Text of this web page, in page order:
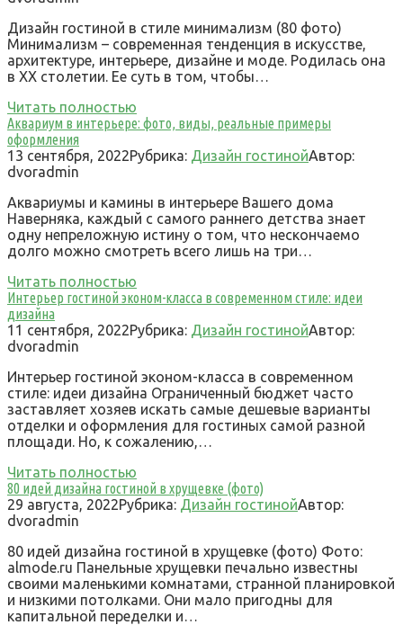
Дизайн гостиной в стиле минимализм (80 фото)
Минимализм – современная тенденция в искусстве,
архитектуре, интерьере, дизайне и моде. Родилась она
в XX столетии. Ее суть в том, чтобы…
Читать полностью
Аквариум в интерьере: фото, виды, реальные примеры
оформления
13 сентября, 2022Рубрика: Дизайн гостинойАвтор:
dvoradmin
Аквариумы и камины в интерьере Вашего дома
Наверняка, каждый с самого раннего детства знает
одну непреложную истину о том, что нескончаемо
долго можно смотреть всего лишь на три…
Читать полностью
Интерьер гостиной эконом-класса в современном стиле: идеи
дизайна
11 сентября, 2022Рубрика: Дизайн гостинойАвтор:
dvoradmin
Интерьер гостиной эконом-класса в современном
стиле: идеи дизайна Ограниченный бюджет часто
заставляет хозяев искать самые дешевые варианты
отделки и оформления для гостиных самой разной
площади. Но, к сожалению,…
Читать полностью
80 идей дизайна гостиной в хрущевке (фото)
29 августа, 2022Рубрика: Дизайн гостинойАвтор:
dvoradmin
80 идей дизайна гостиной в хрущевке (фото) Фото:
almode.ru Панельные хрущевки печально известны
своими маленькими комнатами, странной планировкой
и низкими потолками. Они мало пригодны для
капитальной переделки и…